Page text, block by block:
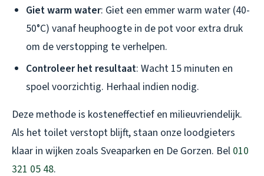
Giet warm water: Giet een emmer warm water (40-
50°C) vanaf heuphoogte in de pot voor extra druk
om de verstopping te verhelpen.
Controleer het resultaat: Wacht 15 minuten en
spoel voorzichtig. Herhaal indien nodig.
Deze methode is kosteneffectief en milieuvriendelijk.
Als het toilet verstopt blijft, staan onze loodgieters
klaar in wijken zoals Sveaparken en De Gorzen. Bel 010
321 05 48.